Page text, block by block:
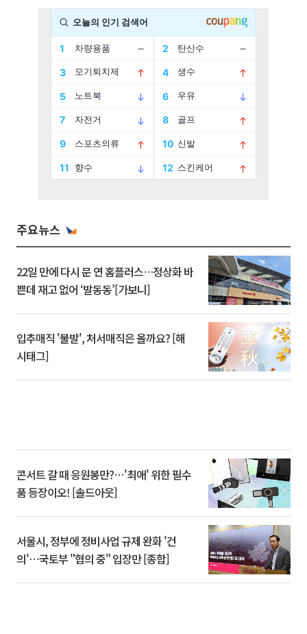
주요뉴스
22일 만에 다시 문 연 홈플러스…정상화 바
쁜데 재고 없어 ‘발동동’[가보니]
입추매직 '불발', 처서매직은 올까요? [해
시태그]
콘서트 갈 때 응원봉만?⋯'최애' 위한 필수
품 등장이오! [솔드아웃]
서울시, 정부에 정비사업 규제 완화 '건
의'⋯국토부 "협의 중" 입장만 [종합]